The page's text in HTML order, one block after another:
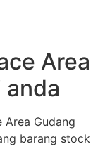
Area
anda
Area Gudang
barang stock